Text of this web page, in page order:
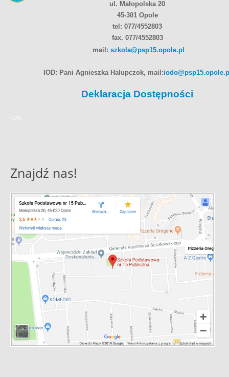
ul. Małopolska 20
45-301 Opole
tel: 077/4552803
fax. 077/4552803
mail: szkola@psp15.opole.pl
IOD: Pani Agnieszka Halupczok, mail:
Deklaracja Dostępności
%20
Znajdź nas!